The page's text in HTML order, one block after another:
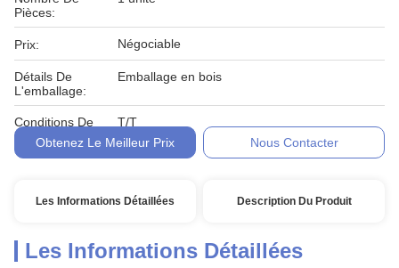
Pièces:
Prix: Négociable
Détails De
L'emballage:
Emballage en bois
Conditions De
Paiement:
T/T
Obtenez Le Meilleur Prix
Nous Contacter
Les Informations Détaillées Description Du Produit
Les Informations Détaillées